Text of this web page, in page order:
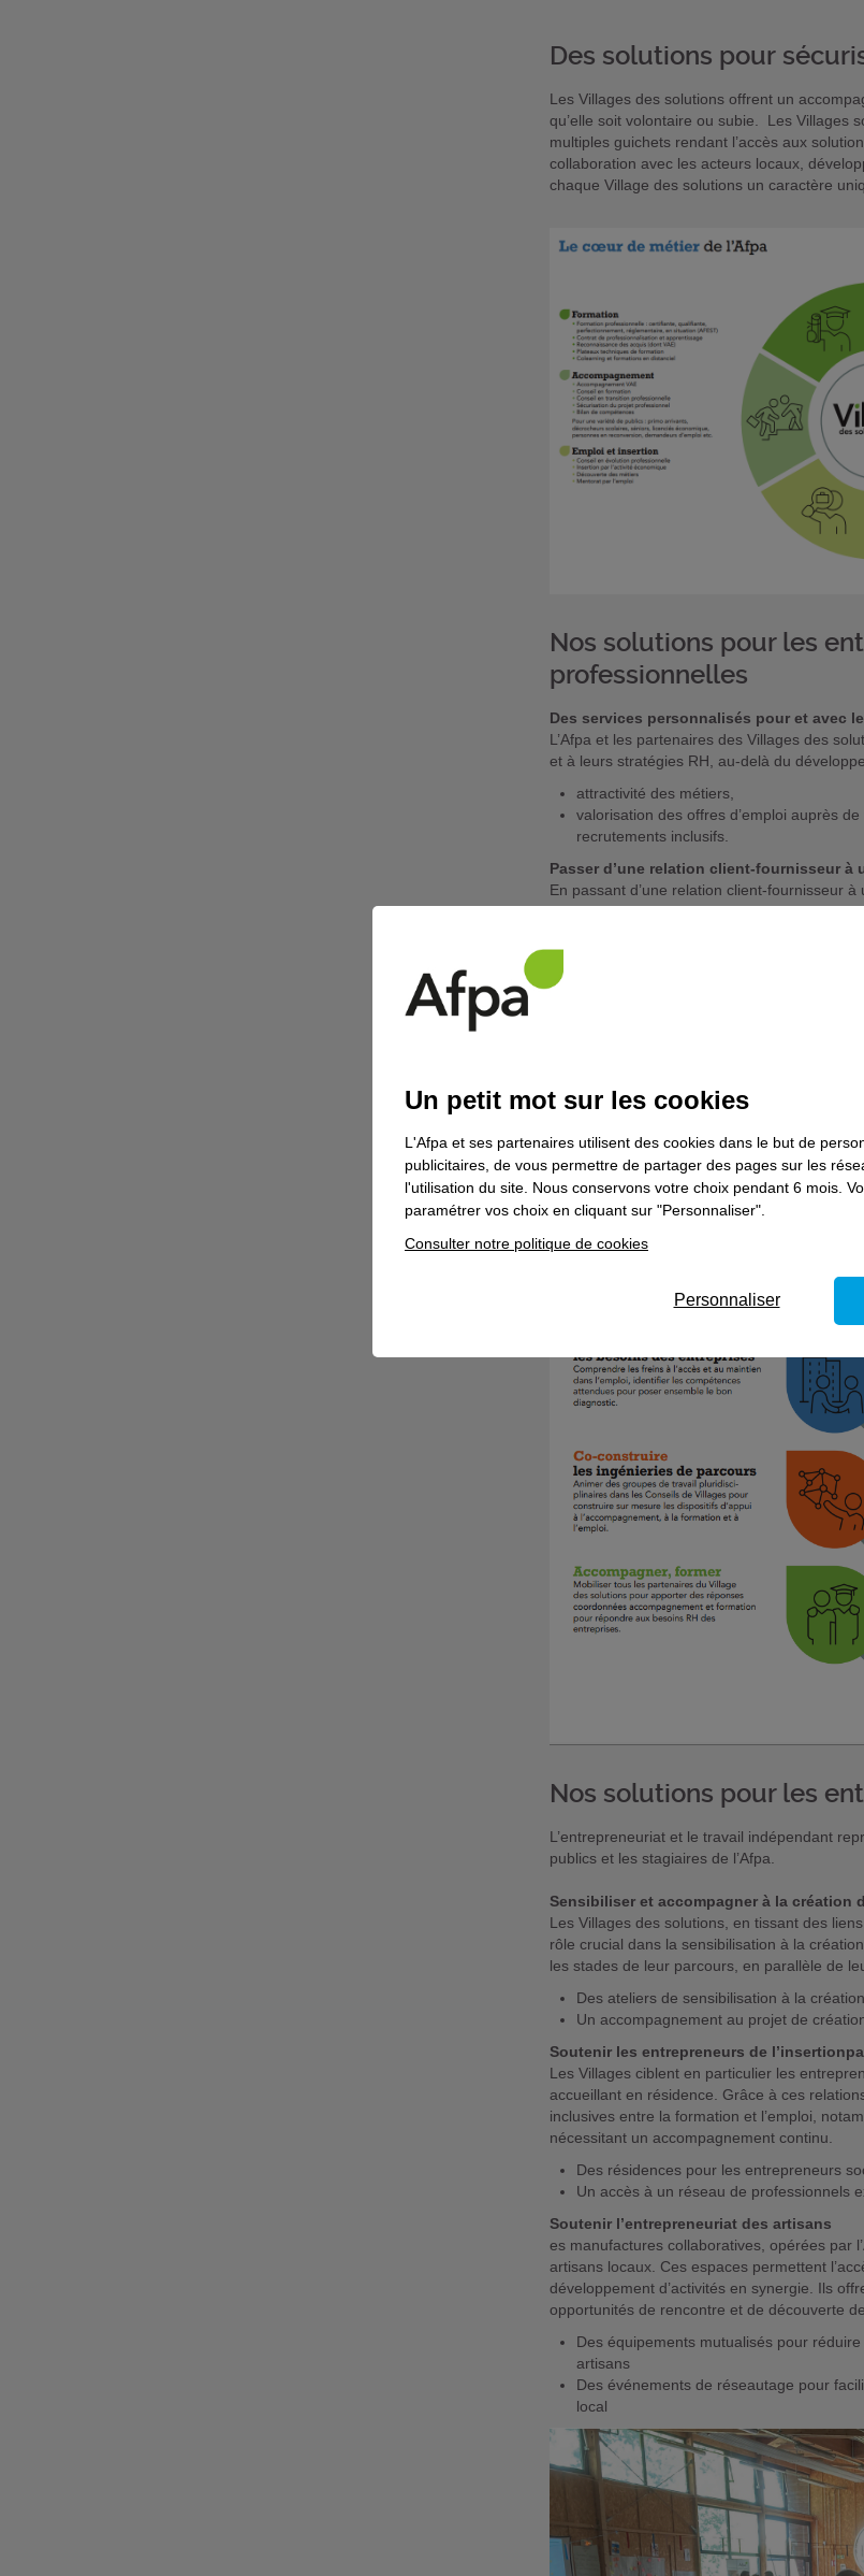
Des solutions pour
Les Villages des solutions offrent un
qu’elle soit volontaire ou subie. Les Villages
multiples guichets rendant l’accès aux
collaboration avec les acteurs locaux,
chaque Village des solutions un caractère
Nos solutions pour les
professionnelles
Des services personnalisés pour et avec
L’Afpa et les partenaires des Villages des
et à leurs stratégies RH, au-delà du
attractivité des métiers,
valorisation des offres d’emploi auprès
recrutements inclusifs.
Passer d’une relation client-fournisseur à
En passant d’une relation client-fournisseur
partenaires deviennent des acteurs majeurs
Diversifier les modalités pédagogiques
Les Villages proposent également des
accompagnée dans ses espaces de co-
des acquis d’expérience « inversée ». Ces
spécifiques des entreprises tout en
Grâce à ses experts en ingénierie des titres
professionnels, les certifi cats de
perspectives d’évolution simplifi ées aux
Nos solutions pour les
L’entrepreneuriat et le travail indépendant
publics et les stagiaires de l’Afpa.
Sensibiliser et accompagner à la création
Les Villages des solutions, en tissant des
rôle crucial dans la sensibilisation à la
les stades de leur parcours, en parallèle de
Des ateliers de sensibilisation à la
Un accompagnement au projet de
Soutenir les entrepreneurs de
Les Villages ciblent en particulier les
accueillant en résidence. Grâce à ces
inclusives entre la formation et l’emploi,
nécessitant un accompagnement continu.
Des résidences pour les entrepreneurs
Un accès à un réseau de professionnels
Soutenir l’entrepreneuriat des artisans
es manufactures collaboratives, opérées par
artisans locaux. Ces espaces permettent
développement d’activités en synergie. Ils
opportunités de rencontre et de découverte
Des équipements mutualisés pour
artisans
Des événements de réseautage pour
local
Un petit mot sur les cookies
L'Afpa et ses partenaires utilisent des cookies dans le but de
publicitaires, de vous permettre de partager des pages sur les
l'utilisation du site. Nous conservons votre choix pendant 6 mois.
paramétrer vos choix en cliquant sur "Personnaliser".
Consulter notre politique de cookies
Personnaliser